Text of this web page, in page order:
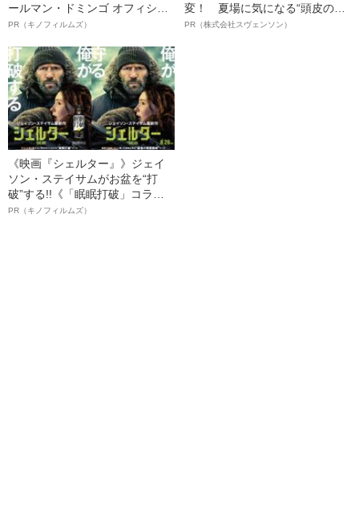
ールマン・ドミンゴ オフィシャ
ルインタビュー“観客を魅了した
語る”《日本興収70億円突破》
PR（キノフィルムズ）
変！ 夏場に気になる“頭皮のニ
オイ”や“ベタつき”を解消す
PR（株式会社スヴェンソン）
《映画『シェルター』》ジェイ
ソン・ステイサムがお盆を“打
破”する!!《「眠眠打破」コラ
ボ》
PR（キノフィルムズ）